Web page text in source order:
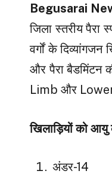
Begusarai
जिला स्तरीय पैरा
वर्गों के
और पैरा बैडमिंटन
Limb और
खिलाड़ियों को आयु
अंडर-14